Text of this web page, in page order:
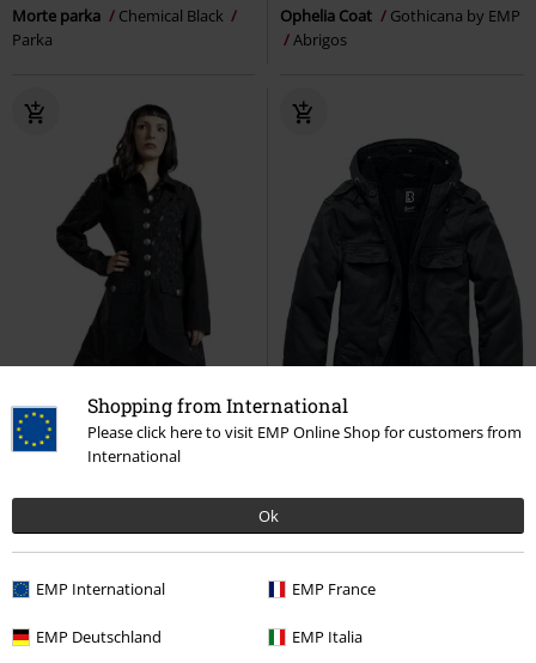
Shopping from International
Please click here to visit EMP Online Shop for customers from
International
Ok
EMP International EMP France
EMP Deutschland EMP Italia
Morte parka
Chemical Black
Parka
Ophelia Coat
Gothicana by EMP
Abrigos
PVPR109,99 €
64,99 €
EMP
Abrigos
Desde
Parka